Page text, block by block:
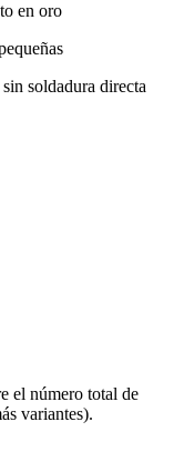
en oro
soldadura directa
el número total de
variantes).